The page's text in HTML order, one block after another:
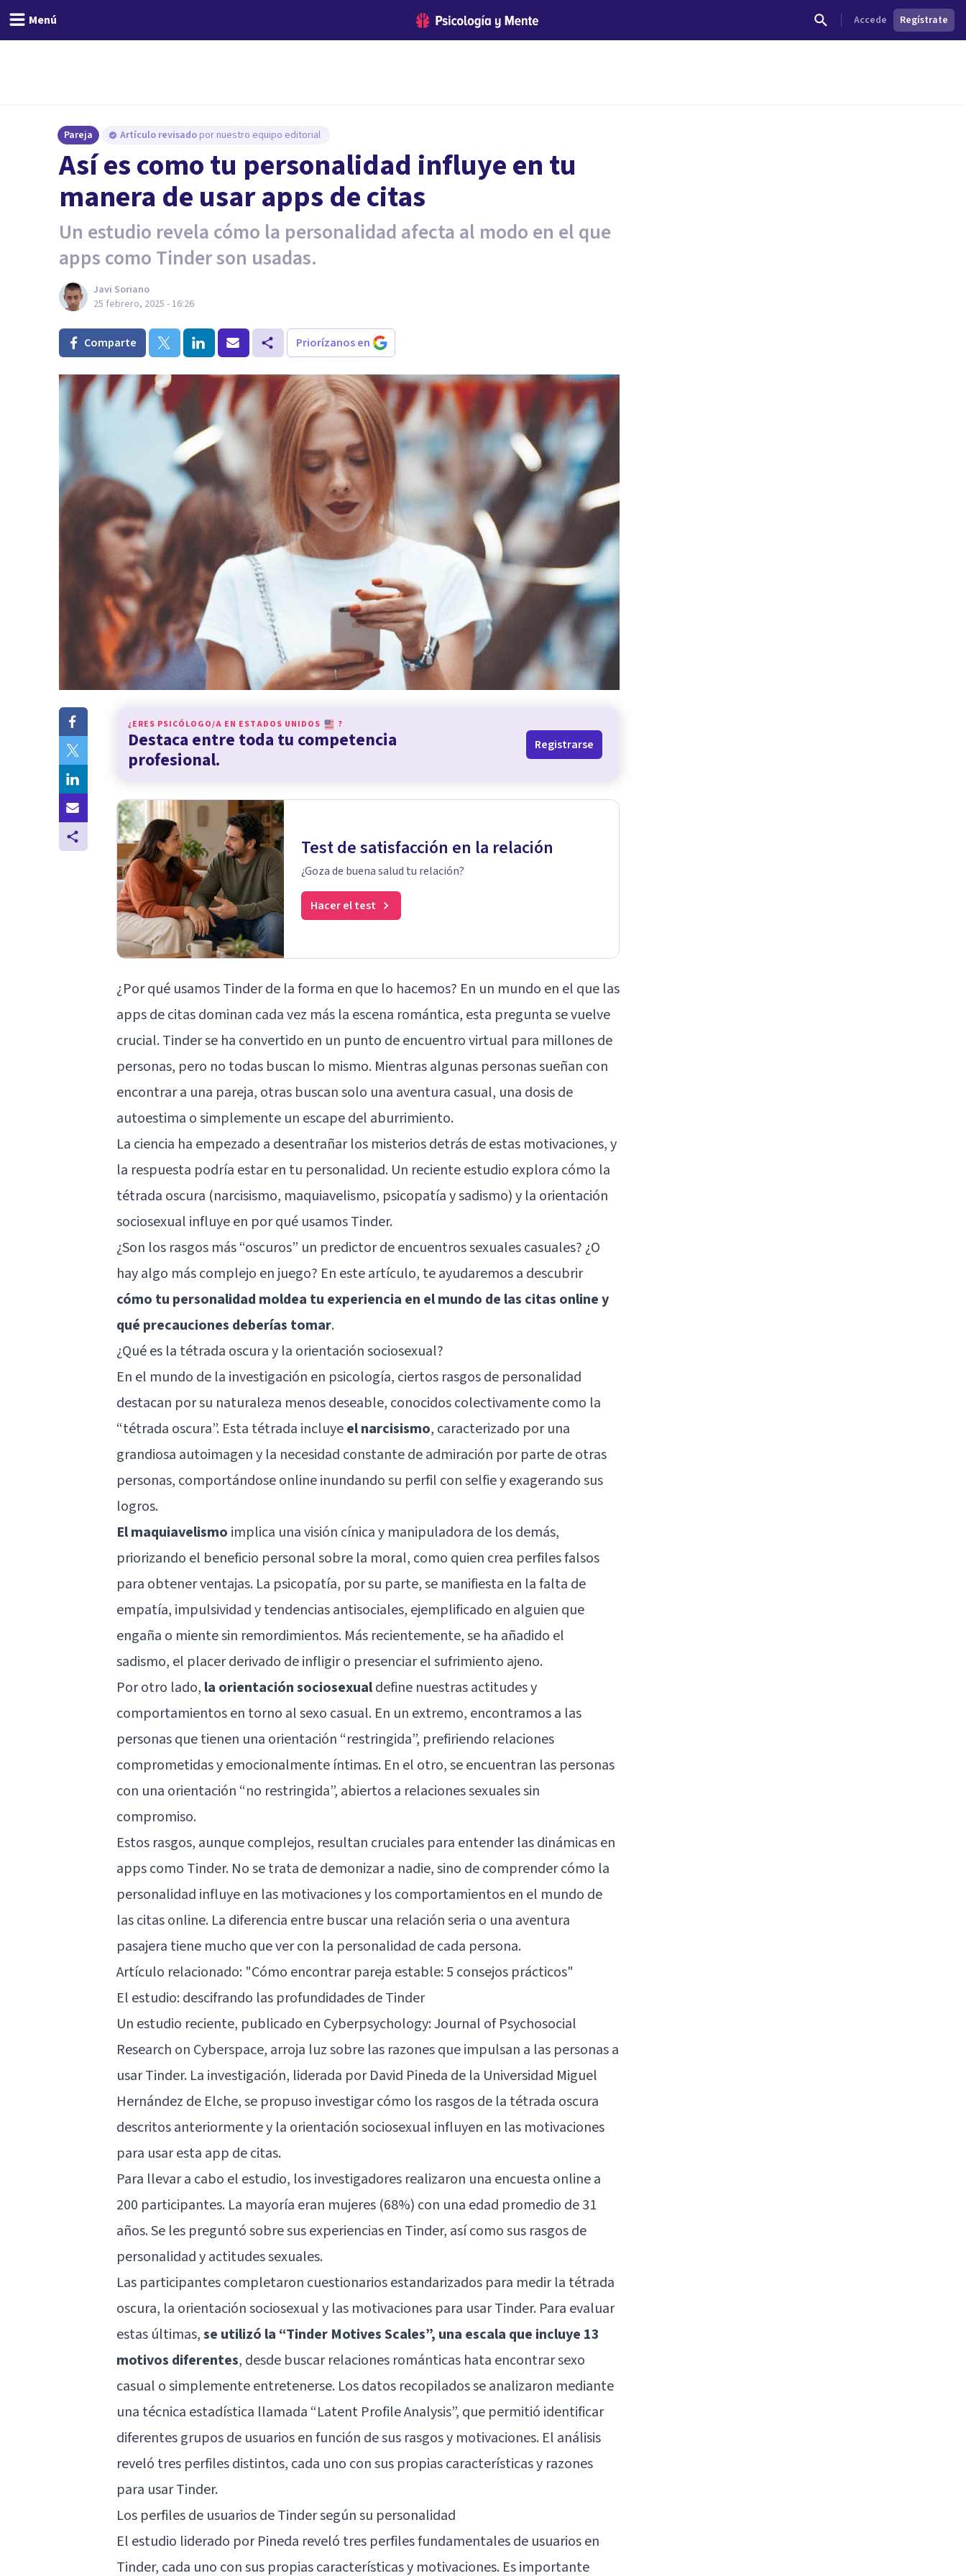
Menú Accede Regístrate
Pareja Artículo revisado por nuestro equipo editorial
Así es como tu personalidad influye en tu
manera de usar apps de citas
Un estudio revela cómo la personalidad afecta al modo en el que
apps como Tinder son usadas.
Javi Soriano
25 febrero, 2025 - 16:26
Comparte Priorízanos en
¿ERES PSICÓLOGO/A EN ESTADOS UNIDOS ?
Destaca entre toda tu competencia
profesional.
Registrarse
Test de satisfacción en la relación
¿Goza de buena salud tu relación?
Hacer el test
¿Por qué usamos Tinder de la forma en que lo hacemos? En un mundo en el que las
apps de citas dominan cada vez más la escena romántica, esta pregunta se vuelve
crucial. Tinder se ha convertido en un punto de encuentro virtual para millones de
personas, pero no todas buscan lo mismo. Mientras algunas personas sueñan con
encontrar a una pareja, otras buscan solo una aventura casual, una dosis de
autoestima o simplemente un escape del aburrimiento.
La ciencia ha empezado a desentrañar los misterios detrás de estas motivaciones, y
la respuesta podría estar en tu personalidad. Un reciente estudio explora cómo la
tétrada oscura (narcisismo, maquiavelismo, psicopatía y sadismo) y la orientación
sociosexual influye en por qué usamos Tinder.
¿Son los rasgos más “oscuros” un predictor de encuentros sexuales casuales? ¿O
hay algo más complejo en juego? En este artículo, te ayudaremos a descubrir
cómo tu personalidad moldea tu experiencia en el mundo de las citas online y
qué precauciones deberías tomar.
¿Qué es la tétrada oscura y la orientación sociosexual?
En el mundo de la investigación en psicología, ciertos rasgos de personalidad
destacan por su naturaleza menos deseable, conocidos colectivamente como la
“tétrada oscura”. Esta tétrada incluyeel narcisismo, caracterizado por una
grandiosa autoimagen y la necesidad constante de admiración por parte de otras
personas, comportándose online inundando su perfil con selfie y exagerando sus
logros.
El maquiavelismo implica una visión cínica y manipuladora de los demás,
priorizando el beneficio personal sobre la moral, como quien crea perfiles falsos
para obtener ventajas. La psicopatía, por su parte, se manifiesta en la falta de
empatía, impulsividad y tendencias antisociales, ejemplificado en alguien que
engaña o miente sin remordimientos. Más recientemente, se ha añadido el
sadismo, el placer derivado de infligir o presenciar el sufrimiento ajeno.
Por otro lado, la orientación sociosexualdefine nuestras actitudes y
comportamientos en torno al sexo casual. En un extremo, encontramos a las
personas que tienen una orientación “restringida”, prefiriendo relaciones
comprometidas y emocionalmente íntimas. En el otro, se encuentran las personas
con una orientación “no restringida”, abiertos a relaciones sexuales sin
compromiso.
Estos rasgos, aunque complejos, resultan cruciales para entender las dinámicas en
apps como Tinder. No se trata de demonizar a nadie, sino de comprender cómo la
personalidad influye en las motivaciones y los comportamientos en el mundo de
las citas online. La diferencia entre buscar una relación seria o una aventura
pasajera tiene mucho que ver con la personalidad de cada persona.
Artículo relacionado: "Cómo encontrar pareja estable: 5 consejos prácticos"
El estudio: descifrando las profundidades de Tinder
Un estudio reciente, publicado en Cyberpsychology: Journal of Psychosocial
Research on Cyberspace, arroja luz sobre las razones que impulsan a las personas a
usar Tinder. La investigación, liderada por David Pineda de la Universidad Miguel
Hernández de Elche, se propuso investigar cómo los rasgos de la tétrada oscura
descritos anteriormente y la orientación sociosexual influyen en las motivaciones
para usar esta app de citas.
Para llevar a cabo el estudio, los investigadores realizaron una encuesta online a
200 participantes. La mayoría eran mujeres (68%) con una edad promedio de 31
años. Se les preguntó sobre sus experiencias en Tinder, así como sus rasgos de
personalidad y actitudes sexuales.
Las participantes completaron cuestionarios estandarizados para medir la tétrada
oscura, la orientación sociosexual y las motivaciones para usar Tinder. Para evaluar
estas últimas,se utilizó la “Tinder Motives Scales”, una escala que incluye 13
motivos diferentes, desde buscar relaciones románticas hata encontrar sexo
casual o simplemente entretenerse. Los datos recopilados se analizaron mediante
una técnica estadística llamada “Latent Profile Analysis”, que permitió identificar
diferentes grupos de usuarios en función de sus rasgos y motivaciones. El análisis
reveló tres perfiles distintos, cada uno con sus propias características y razones
para usar Tinder.
Los perfiles de usuarios de Tinder según su personalidad
El estudio liderado por Pineda reveló tres perfiles fundamentales de usuarios en
Tinder, cada uno con sus propias características y motivaciones. Es importante